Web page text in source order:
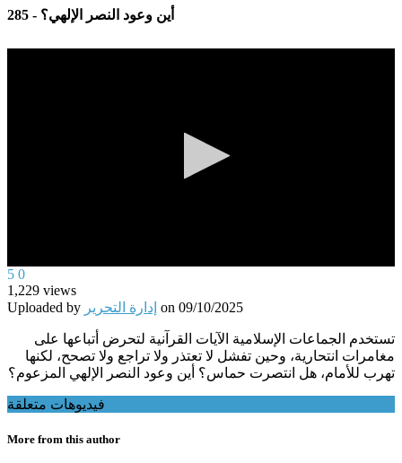
285 - أين وعود النصر الإلهي؟
0
seconds
of
0
seconds
5 0
1,229 views
Uploaded by إدارة التحرير on 09/10/2025
تستخدم الجماعات الإسلامية الآيات القرآنية لتحرض أتباعها على
مغامرات انتحارية، وحين تفشل لا تعتذر ولا تراجع ولا تصحح، لكنها
تهرب للأمام، هل انتصرت حماس؟ أين وعود النصر الإلهي المزعوم؟
فيديوهات متعلقة
More from this author